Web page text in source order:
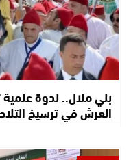
بني ملال.. ندوة
العرش في ترسيخ